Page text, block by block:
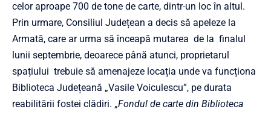
celor aproape 700 de tone de carte, dintr-un loc în altul.
Prin urmare, Consiliul Județean a decis să apeleze la
Armată, care ar urma să înceapă mutarea de la finalul
lunii septembrie, deoarece până atunci, proprietarul
spațiului trebuie să amenajeze locația unde va funcționa
Biblioteca Județeană „Vasile Voiculescu”, pe durata
reabilitării fostei clădiri. „Fondul de carte din Biblioteca